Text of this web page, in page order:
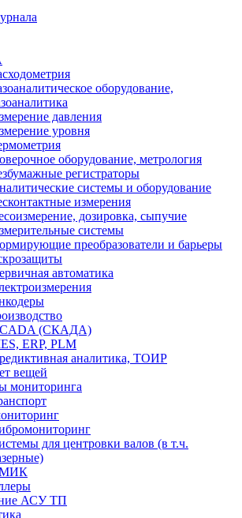
оборудование,
давления
уровня
оборудование, метрология
регистраторы
системы и оборудование
измерения
дозировка, сыпучие
системы
преобразователи и барьеры
автоматика
(СКАДА)
ERP, PLM
аналитика, ТОИР
вещей
мониторинга
для центровки валов (в т.ч.
АСУ ТП